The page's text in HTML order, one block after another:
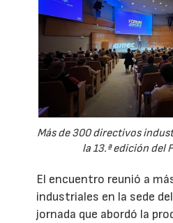
Más de 300 directivos
la 13.ª edición del
El encuentro reunió a
industriales en la sede
jornada que abordó la